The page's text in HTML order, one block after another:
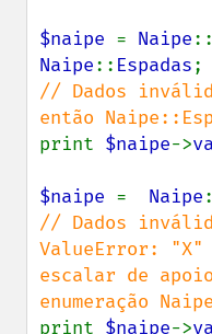
$naipe = Naipe::
Naipe:: Espadas
// Dados
print $naipe->
$naipe = Naipe
// Dados
ValueError: "X"
escalar de
print $naipe->